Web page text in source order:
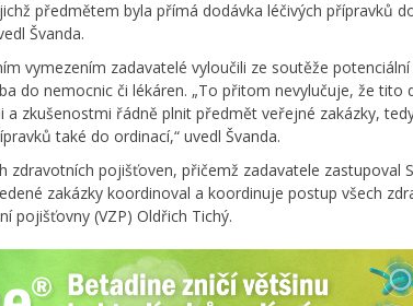
předmětem byla přímá dodávka léčivých přípravků
Švanda.
vymezením zadavatelé vyloučili ze soutěže
do nemocnic či lékáren. „To přitom nevylučuje, že tito
a zkušenostmi řádně plnit předmět veřejné zakázky,
také do ordinací,“ uvedl Švanda.
zdravotních pojišťoven, přičemž zadavatele zastupoval
zakázky koordinoval a koordinuje postup všech
pojišťovny (VZP) Oldřich Tichý.